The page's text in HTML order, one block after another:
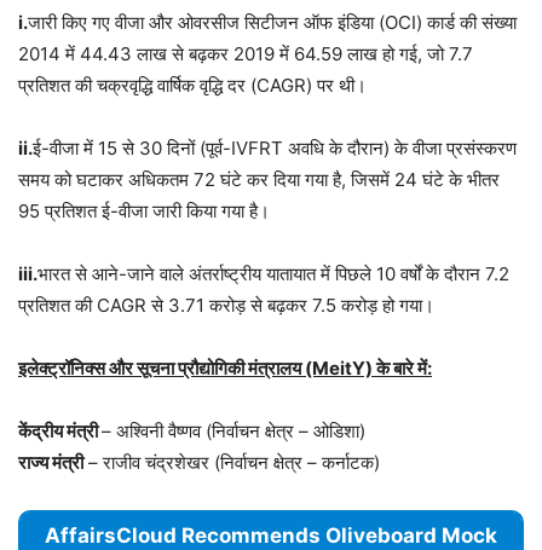
i.जारी किए गए वीजा और ओवरसीज सिटीजन ऑफ इंडिया (OCI) कार्ड की संख्या
2014 में 44.43 लाख से बढ़कर 2019 में 64.59 लाख हो गई, जो 7.7
प्रतिशत की चक्रवृद्धि वार्षिक वृद्धि दर (CAGR) पर थी।
ii.ई-वीजा में 15 से 30 दिनों (पूर्व-IVFRT अवधि के दौरान) के वीजा प्रसंस्करण
समय को घटाकर अधिकतम 72 घंटे कर दिया गया है, जिसमें 24 घंटे के भीतर
95 प्रतिशत ई-वीजा जारी किया गया है।
iii.भारत से आने-जाने वाले अंतर्राष्ट्रीय यातायात में पिछले 10 वर्षों के दौरान 7.2
प्रतिशत की CAGR से 3.71 करोड़ से बढ़कर 7.5 करोड़ हो गया।
इलेक्ट्रॉनिक्स और सूचना प्रौद्योगिकी मंत्रालय (MeitY) के बारे में:
केंद्रीय मंत्री– अश्विनी वैष्णव (निर्वाचन क्षेत्र – ओडिशा)
राज्य मंत्री– राजीव चंद्रशेखर (निर्वाचन क्षेत्र – कर्नाटक)
AffairsCloud Recommends Oliveboard Mock